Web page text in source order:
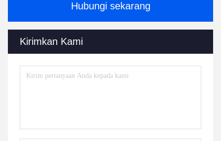
Hubungi sekarang
Kirimkan Kami